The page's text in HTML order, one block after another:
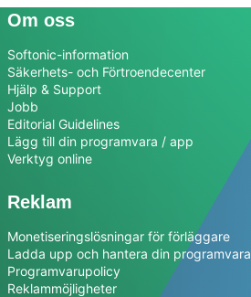
Om oss
Softonic-information
Säkerhets- och Förtroendecenter
Hjälp & Support
Jobb
Editorial Guidelines
Lägg till din programvara / app
Verktyg online
Reklam
Monetiseringslösningar för förläggare
Ladda upp och hantera din programvara
Programvarupolicy
Reklammöjligheter